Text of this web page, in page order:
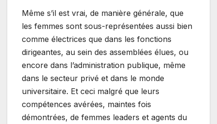
Même s’il est vrai, de manière générale, que
les femmes sont sous-représentées aussi bien
comme électrices que dans les fonctions
dirigeantes, au sein des assemblées élues, ou
encore dans l’administration publique, même
dans le secteur privé et dans le monde
universitaire. Et ceci malgré que leurs
compétences avérées, maintes fois
démontrées, de femmes leaders et agents du